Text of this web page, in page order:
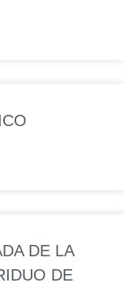
DE LA
DE